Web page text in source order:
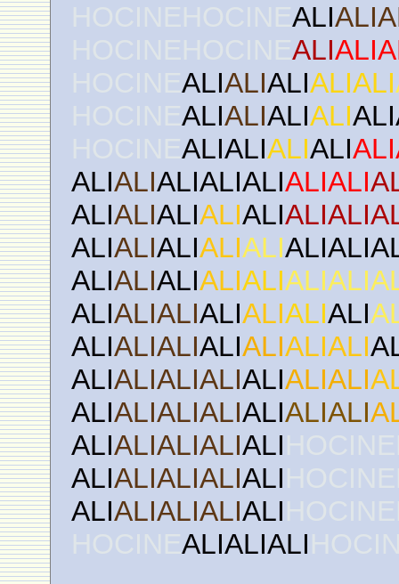
HOCINEHOCINEALI
HOCINEHOCINEALI
HOCINEALIALIALIALIALI
HOCINEALIALIALIALI
HOCINEALIALIALIALI
ALIALIALIALIALIALIALI
ALIALIALIALIALI
ALIALIALIALIALI
ALIALIALIALIALI
ALIALIALIALIALIALIALI
ALIALIALIALIALIALIALI
ALIALIALIALIALIALIALI
ALIALIALIALIALIALIALI
ALIALIALIALIALI
ALIALIALIALIALI
ALIALIALIALIALI
HOCINEALIALIALI